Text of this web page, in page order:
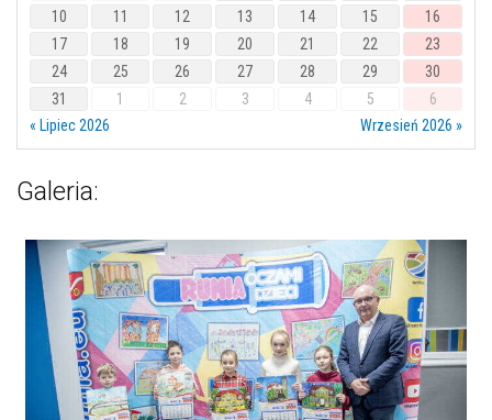
10
11 12 13 14 15
16
17
18 19 20 21 22
23
24
25 26 27 28 29
30
31
1 2 3 4 5
6
« Lipiec 2026
Wrzesień 2026 »
Galeria: